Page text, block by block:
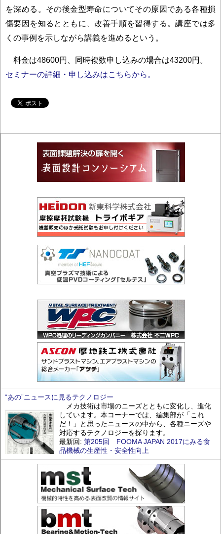
を深める。その後金型寿命についてその原因である各種損
傷要因を知るとともに、改善手順を習得する。講座では多
くの事例を示しながら講義を進めるという。
料金は48600円、同時複数申し込みの場合は43200円。
セミナーの詳細・申し込みはこちらから。
“あの”ニュースに見るテクノロジー
メカ技術は市場のニーズとともに変化し、進化
しています。本コーナーでは、編集部が「これ
だ！」と思ったニュースの中から、各種ニーズや
対応するテクノロジーを探ります。
最新回: 第205回 FOOMA JAPAN 2017にみる食
品機械の生産性・安全性向上